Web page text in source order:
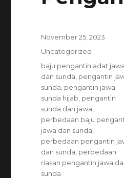
Posted
November 25, 2023
Categories
Uncategorized
Tags
baju pengantin adat jawa
dan sunda pengantin
sunda pengantin jawa
sunda hijab pengantin
sunda dan jawa
perbedaan baju
jawa dan sunda
perbedaan pengantin
dan sunda perbedaan
riasan pengantin jawa
sunda